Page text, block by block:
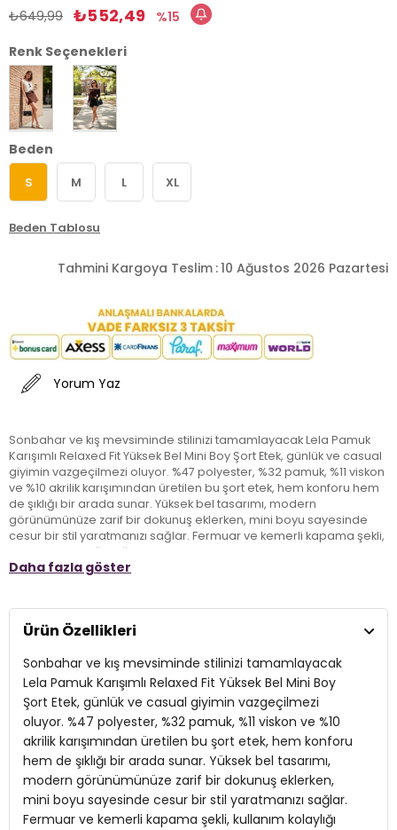
₺649,99 ₺552,49
15
Renk Seçenekleri
Beden
S M L XL
Beden Tablosu
Tahmini Kargoya Teslim :10 Ağustos 2026 Pazartesi
Yorum Yaz
Sonbahar ve kış mevsiminde stilinizi tamamlayacak Lela Pamuk
Karışımlı Relaxed Fit Yüksek Bel Mini Boy Şort Etek, günlük ve casual
giyimin vazgeçilmezi oluyor. %47 polyester, %32 pamuk, %11 viskon
ve %10 akrilik karışımından üretilen bu şort etek, hem konforu hem
de şıklığı bir arada sunar. Yüksek bel tasarımı, modern
görünümünüze zarif bir dokunuş eklerken, mini boyu sayesinde
cesur bir stil yaratmanızı sağlar. Fermuar ve kemerli kapama şekli,
kullanım kolaylığı sağlarken relaxed fit kalıbı, rahat bir oturuş sunar.
Özellikle 177 cm boyundaki mankenin üzerindeki duruşuyla göz
şıklığınızı artırır!
Model:Şort Etek
Giyim Tarzı: Günlük/Casual
Mevsim: Sonbahar/Kış
Materyal: % 47 Polyester % 32 Pamuk % 11 Viskon % 10 Akrilik
Kapama Şekli: Fermuar ve Kemerli
Kumaş Tipi:Belirtilmemiş
Daha fazla göster
Ürün Özellikleri
Sonbahar ve kış mevsiminde stilinizi tamamlayacak
Lela Pamuk Karışımlı Relaxed Fit Yüksek Bel Mini Boy
Şort Etek, günlük ve casual giyimin vazgeçilmezi
oluyor. %47 polyester, %32 pamuk, %11 viskon ve %10
akrilik karışımından üretilen bu şort etek, hem konforu
hem de şıklığı bir arada sunar. Yüksek bel tasarımı,
modern görünümünüze zarif bir dokunuş eklerken,
mini boyu sayesinde cesur bir stil yaratmanızı sağlar.
Fermuar ve kemerli kapama şekli, kullanım kolaylığı